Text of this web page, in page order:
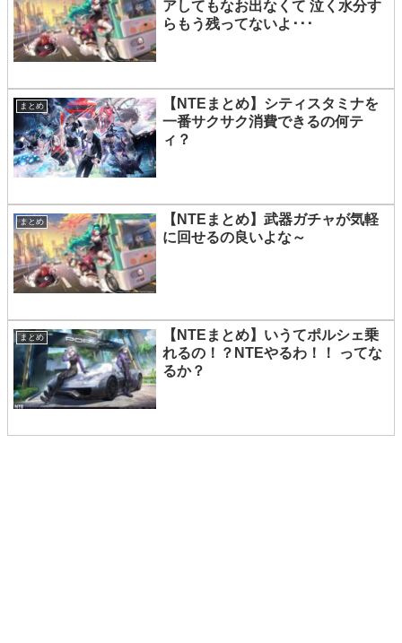
アしてもなお出なくて 泣く水分す
らもう残ってないよ･･･
まとめ
【NTEまとめ】シティスタミナを
一番サクサク消費できるの何テ
ィ？
まとめ
【NTEまとめ】武器ガチャが気軽
に回せるの良いよな～
まとめ
【NTEまとめ】いうてポルシェ乗
れるの！？NTEやるわ！！ ってな
るか？